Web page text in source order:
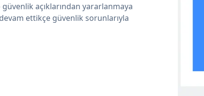
açıklarından yararlanmaya
ettikçe güvenlik sorunlarıyla